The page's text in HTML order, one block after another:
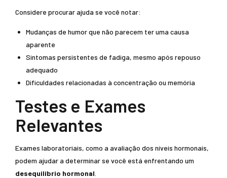
Considere procurar ajuda se você notar:
Mudanças de humor que não parecem ter uma causa
aparente
Sintomas persistentes de fadiga, mesmo após repouso
adequado
Dificuldades relacionadas à concentração ou memória
Testes e Exames
Relevantes
Exames laboratoriais, como a avaliação dos níveis hormonais,
podem ajudar a determinar se você está enfrentando um
desequilíbrio hormonal